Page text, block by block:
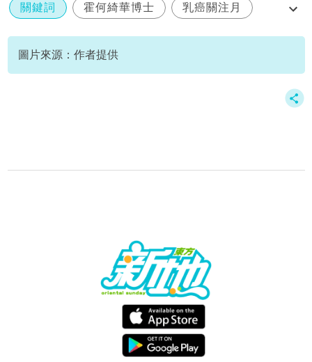
關鍵詞 霍何綺華博士 乳癌關注月
乳健同行
圖片來源：作者提供